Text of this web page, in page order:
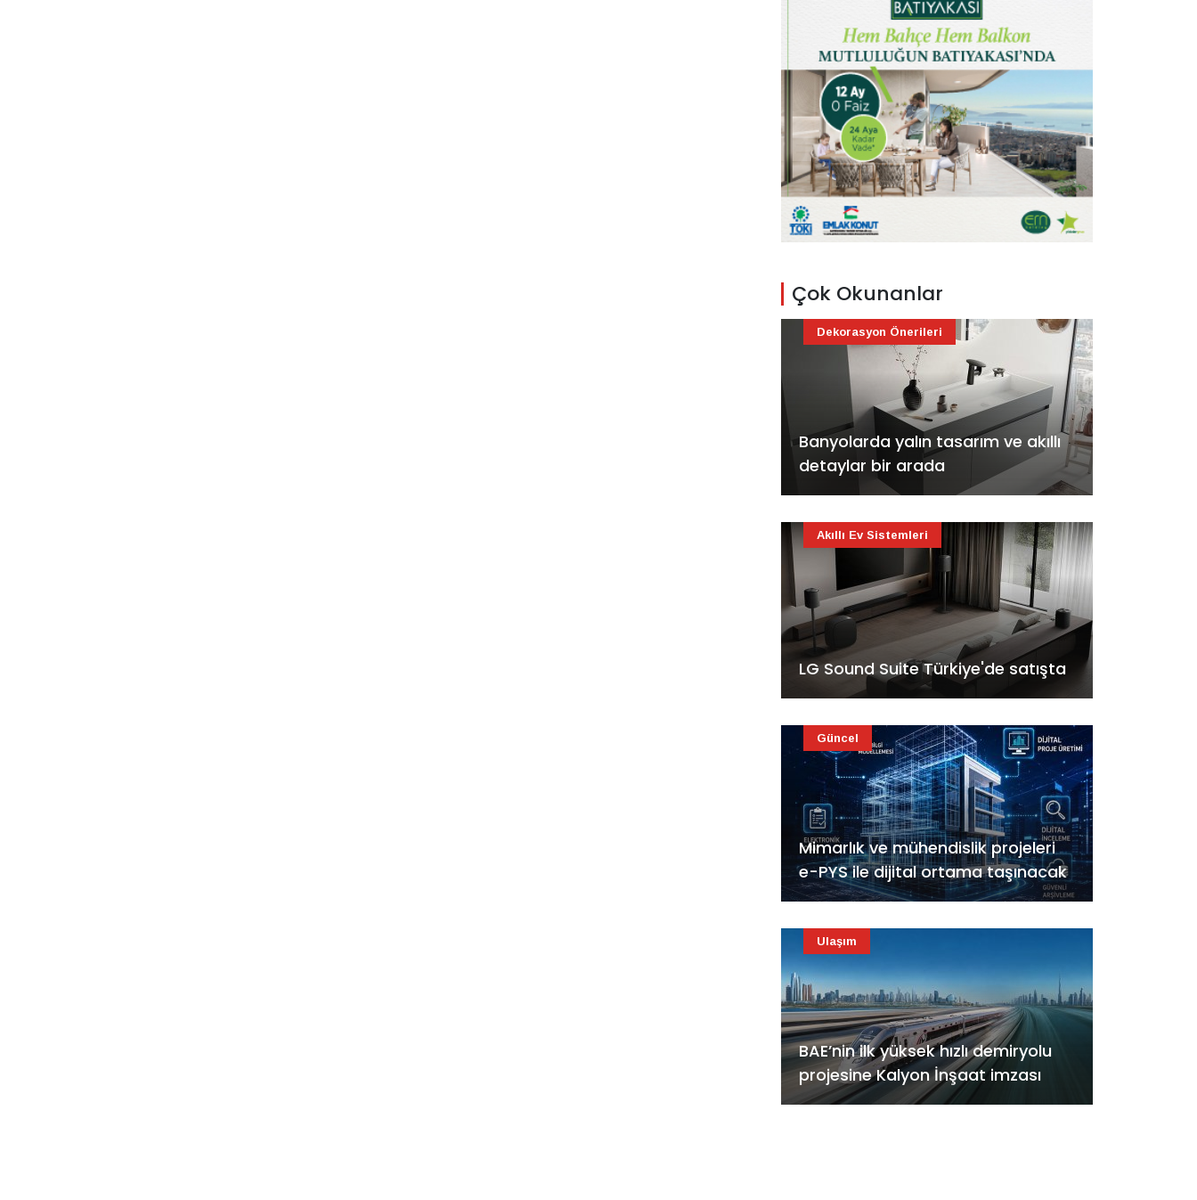
Çok Okunanlar
Banyolarda yalın tasarım ve akıllı
detaylar bir arada
Dekorasyon Önerileri
LG Sound Suite Türkiye'de satışta
Akıllı Ev Sistemleri
Mimarlık ve mühendislik projeleri
e-PYS ile dijital ortama taşınacak
Güncel
BAE’nin ilk yüksek hızlı demiryolu
projesine Kalyon İnşaat imzası
Ulaşım